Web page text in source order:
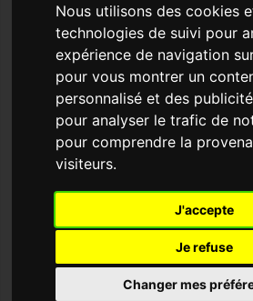
Nous utilisons des cookies
technologies de suivi pour
expérience de navigation
pour vous montrer un
personnalisé et des
pour analyser le trafic de
pour comprendre la
visiteurs.
J'accepte
Je refuse
Changer mes
Audio &
Lighting